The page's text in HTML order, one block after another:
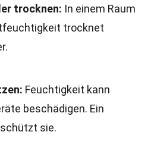
trocknen: In einem Raum
trocknet
Feuchtigkeit kann
beschädigen. Ein
sie.